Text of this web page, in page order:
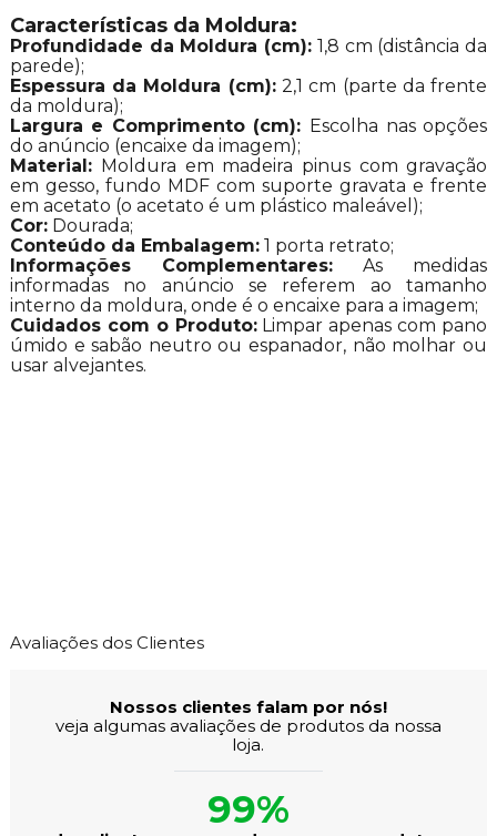
Características da Moldura:
Profundidade da Moldura (cm): 1,8 cm (distância da
parede);
Espessura da Moldura (cm):2,1 cm (parte da frente
da moldura);
Largura e Comprimento (cm): Escolha nas opções
do anúncio (encaixe da imagem);
Material: Moldura em madeira pinus com gravação
em gesso, fundo MDF com suporte gravata e frente
em acetato (o acetato é um plástico maleável);
Cor:Dourada;
Conteúdo da Embalagem:1 porta retrato;
Informações Complementares:As medidas
informadas no anúncio se referem ao tamanho
interno da moldura, onde é o encaixe para a imagem;
Cuidados com o Produto:Limpar apenas com pano
úmido e sabão neutro ou espanador, não molhar ou
usar alvejantes.
Avaliações dos Clientes
Nossos clientes falam por nós!
veja algumas avaliações de produtos da nossa
loja.
99%